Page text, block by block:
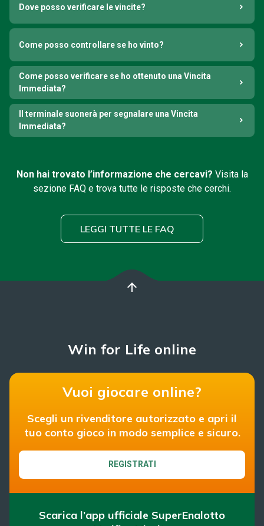
Dove posso verificare le vincite?
Come posso controllare se ho vinto?
Come posso verificare se ho ottenuto una Vincita
Immediata?
Il terminale suonerà per segnalare una Vincita
Immediata?
Non hai trovato l’informazione che cercavi? Visita la
sezione FAQ e trova tutte le risposte che cerchi.
LEGGI TUTTE LE FAQ
arrow_upward
Win for Life online
Vuoi giocare online?
Scegli un rivenditore autorizzato e apri il
tuo conto gioco in modo semplice e sicuro.
REGISTRATI
Scarica l’app ufficiale SuperEnalotto